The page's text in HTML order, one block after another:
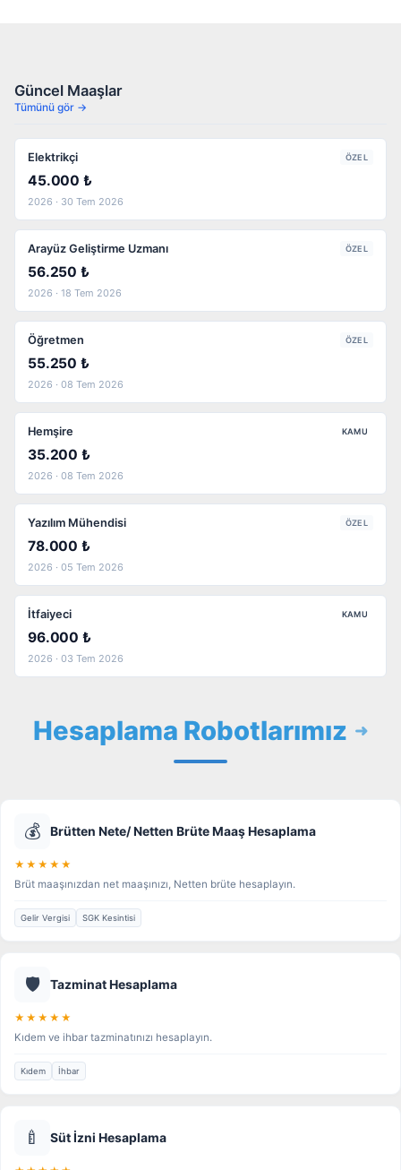
Güncel Maaşlar
Tümünü gör →
Elektrikçi ÖZEL
45.000 ₺
2026 · 30 Tem 2026
Arayüz Geliştirme Uzmanı ÖZEL
56.250 ₺
2026 · 18 Tem 2026
Öğretmen ÖZEL
55.250 ₺
2026 · 08 Tem 2026
Hemşire KAMU
35.200 ₺
2026 · 08 Tem 2026
Yazılım Mühendisi ÖZEL
78.000 ₺
2026 · 05 Tem 2026
İtfaiyeci KAMU
96.000 ₺
2026 · 03 Tem 2026
Hesaplama Robotlarımız
💰 Brütten Nete/ Netten Brüte Maaş Hesaplama
★★★★★
Brüt maaşınızdan net maaşınızı, Netten brüte hesaplayın.
Gelir Vergisi SGK Kesintisi
🛡️ Tazminat Hesaplama
★★★★★
Kıdem ve ihbar tazminatınızı hesaplayın.
Kıdem İhbar
🍼 Süt İzni Hesaplama